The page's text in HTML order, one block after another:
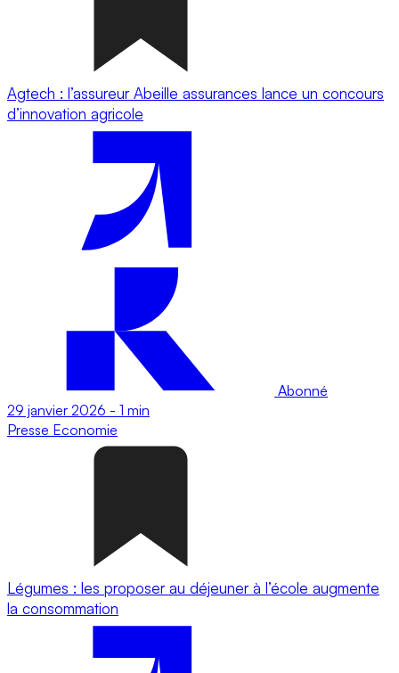
Agtech : l’assureur Abeille assurances lance un concours
d’innovation agricole
Abonné
29 janvier 2026 - 1 min
Presse Economie
Légumes : les proposer au déjeuner à l’école augmente
la consommation